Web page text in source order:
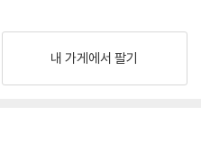
내 가게에서 팔기